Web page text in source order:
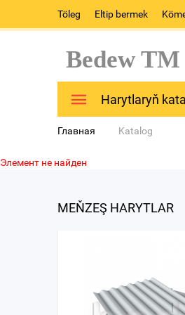
Töleg Eltip bermek
Bedew TM
Harytlaryň
Главная Katalog
Элемент не найден
MEŇZEŞ HARYTLAR